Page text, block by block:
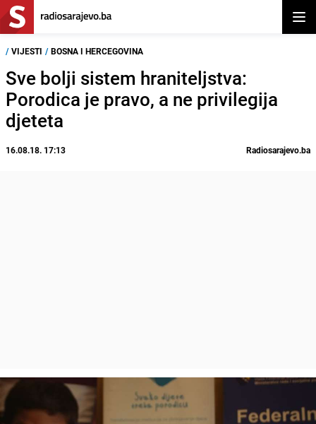
/ VIJESTI / BOSNA I HERCEGOVINA
Sve bolji sistem hraniteljstva:
Porodica je pravo, a ne privilegija
djeteta
16.08.18. 17:13 Radiosarajevo.ba